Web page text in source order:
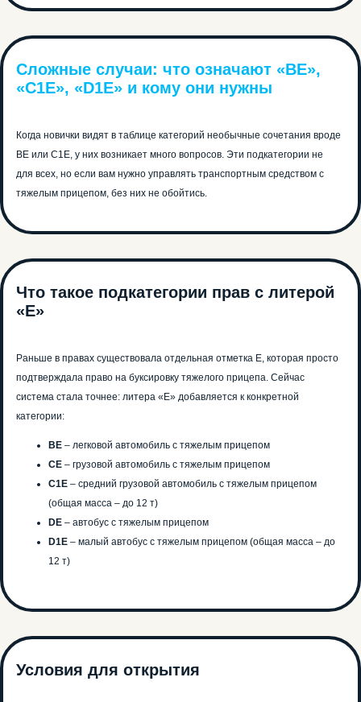
Сложные случаи: что означают «BE»,
«C1E», «D1E» и кому они нужны
Когда новички видят в таблице категорий необычные сочетания вроде
BE или C1E, у них возникает много вопросов. Эти подкатегории не
для всех, но если вам нужно управлять транспортным средством с
тяжелым прицепом, без них не обойтись.
Что такое подкатегории прав с литерой
«Е»
Раньше в правах существовала отдельная отметка Е, которая просто
подтверждала право на буксировку тяжелого прицепа. Сейчас
система стала точнее: литера «Е» добавляется к конкретной
категории:
BE – легковой автомобиль с тяжелым прицепом
CE – грузовой автомобиль с тяжелым прицепом
C1E – средний грузовой автомобиль с тяжелым прицепом
(общая масса – до 12 т)
DE – автобус с тяжелым прицепом
D1E – малый автобус с тяжелым прицепом (общая масса – до
12 т)
Условия для открытия